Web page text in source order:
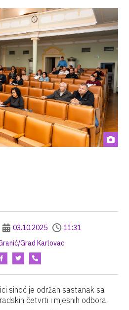
03.10.2025
11:31
Grad Karlovac
sinoć je održan sastanak sa
četvrti i mjesnih odbora.